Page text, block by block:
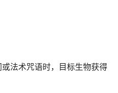
法术咒语时，目标生物获得